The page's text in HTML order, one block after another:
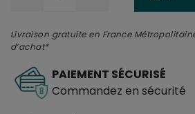
Livraison gratuite en France
d’achat*
PAIEMENT SÉCURISÉ
Commandez en sécurité